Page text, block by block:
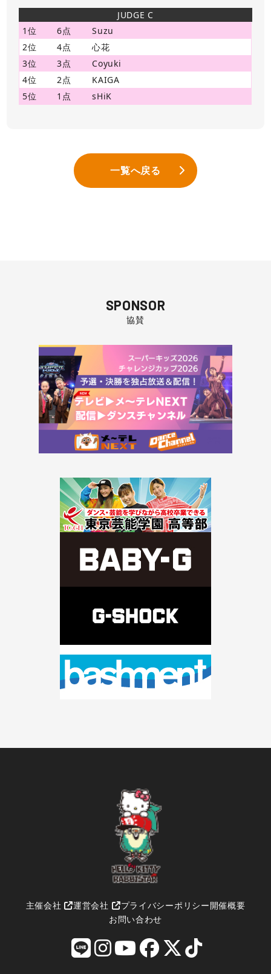
JUDGE C
1位
6点
Suzu
2位
4点
心花
3位
3点
Coyuki
4位
2点
KAIGA
5位
1点 sHiK
一覧へ戻る
SPONSOR
協賛
主催会社 運営会社 プライバシーポリシー開催概要
お問い合わせ